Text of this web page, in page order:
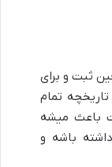
ثبت و برای
تمام
باعث میشه
باشه و